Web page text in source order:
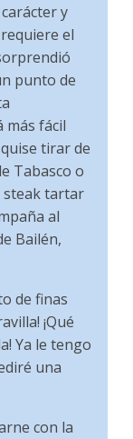
y
el
punto de
más fácil
tirar de
Tabasco o
steak tartar
al
Bailén,
de finas
¡Qué
Ya le tengo
una
con la